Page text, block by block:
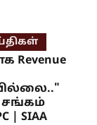
சங்கம்
| SIAA